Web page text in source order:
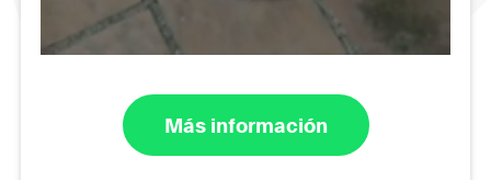
Más información